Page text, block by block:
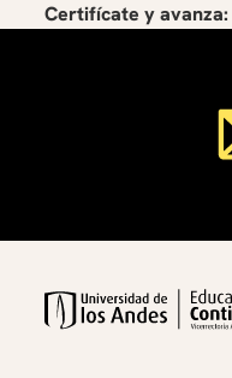
Certifícate y avanza: